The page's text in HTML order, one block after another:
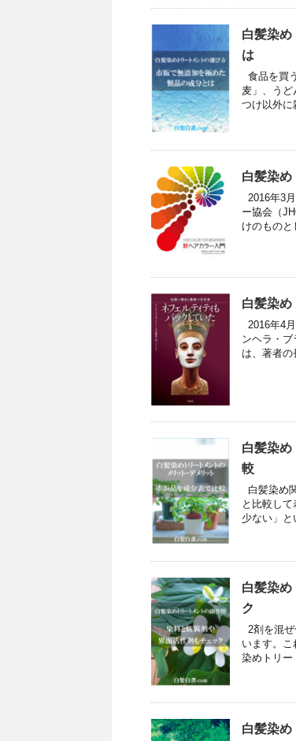
白髪染め
は
食品を買
麦」、う
つけ以外に
白髪染め
2016年3
ー協会（
けのもの
白髪染め
2016年4
ンヘラ・
は、著者
白髪染め
較
白髪染め
と比較し
少ない」と
白髪染め
ク
2剤を混
います。
染めトリー
白髪染め